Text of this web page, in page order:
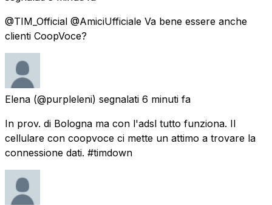
@TIM_Official @AmiciUfficiale Va bene essere anche
clienti CoopVoce?
Elena (@purpleleni) segnalati 6 minuti fa
In prov. di Bologna ma con l'adsl tutto funziona. Il
cellulare con coopvoce ci mette un attimo a trovare la
connessione dati. #timdown